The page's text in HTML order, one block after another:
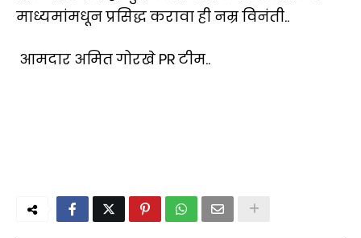
माध्यमांमधून प्रसिद्ध करावा ही नम्र विनंती..
आमदार अमित गोरखे PR टीम..